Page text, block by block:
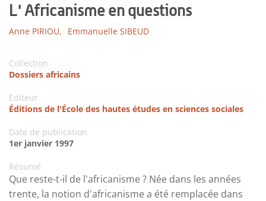
L' Africanisme en questions
Anne PIRIOU, Emmanuelle SIBEUD
Collection
Dossiers africains
Editeur
Éditions de l'École des hautes études en sciences sociales
Date de publication
1er janvier 1997
Résumé
Que reste-t-il de l'africanisme ? Née dans les années
trente, la notion d'africanisme a été remplacée dans